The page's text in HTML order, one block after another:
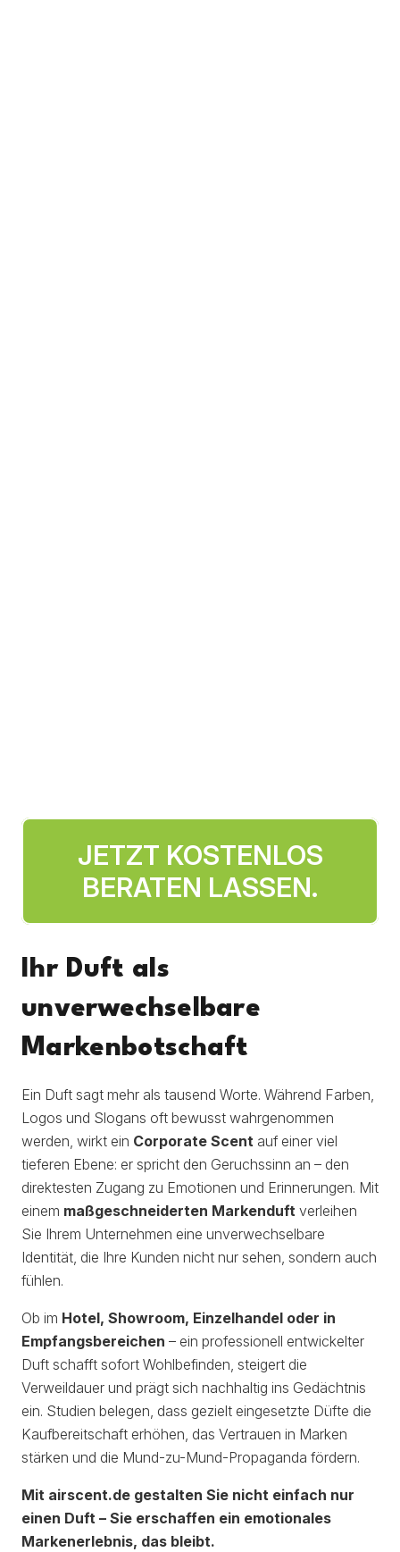
JETZT KOSTENLOS
BERATEN LASSEN.
Ihr Duft als
unverwechselbare
Markenbotschaft
Ein Duft sagt mehr als tausend Worte. Während Farben,
Logos und Slogans oft bewusst wahrgenommen
werden, wirkt ein Corporate Scent auf einer viel
tieferen Ebene: er spricht den Geruchssinn an – den
direktesten Zugang zu Emotionen und Erinnerungen. Mit
einem maßgeschneiderten Markenduft verleihen
Sie Ihrem Unternehmen eine unverwechselbare
Identität, die Ihre Kunden nicht nur sehen, sondern auch
fühlen.
Ob im Hotel, Showroom, Einzelhandel oder in
Empfangsbereichen – ein professionell entwickelter
Duft schafft sofort Wohlbefinden, steigert die
Verweildauer und prägt sich nachhaltig ins Gedächtnis
ein. Studien belegen, dass gezielt eingesetzte Düfte die
Kaufbereitschaft erhöhen, das Vertrauen in Marken
stärken und die Mund-zu-Mund-Propaganda fördern.
Mit airscent.de gestalten Sie nicht einfach nur
einen Duft – Sie erschaffen ein emotionales
Markenerlebnis, das bleibt.